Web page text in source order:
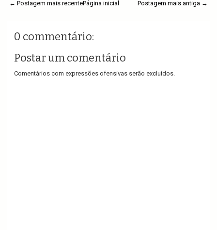
← Postagem mais recente Postagem mais antiga →
Página inicial
0 commentário:
Postar um comentário
Comentários com expressões ofensivas serão excluídos.